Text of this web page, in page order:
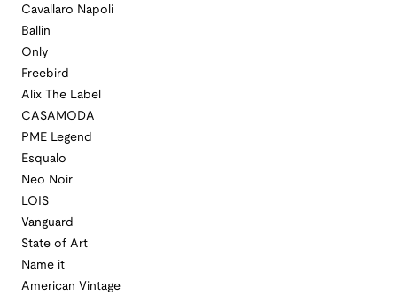
Cavallaro Napoli
Ballin
Only
Freebird
Alix The Label
CASAMODA
PME Legend
Esqualo
Neo Noir
LOIS
Vanguard
State of Art
Name it
American Vintage